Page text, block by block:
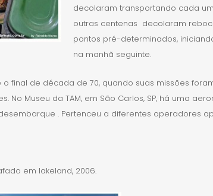
decolaram transportando cada
outras centenas decolaram
pontos pré-determinados,
na manhã seguinte.
final de década de 70, quando suas missões
No Museu da TAM, em São Carlos, SP, há uma
. Pertenceu a diferentes operadores
em lakeland, 2006.